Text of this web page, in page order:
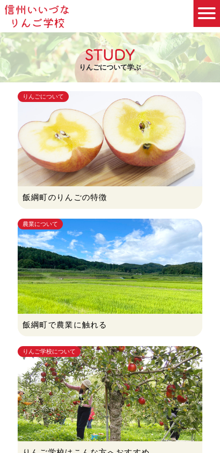
りんごについて学ぶ
りんごについて
飯綱町のりんごの特徴
農業について
飯綱町で農業に触れる
りんご学校について